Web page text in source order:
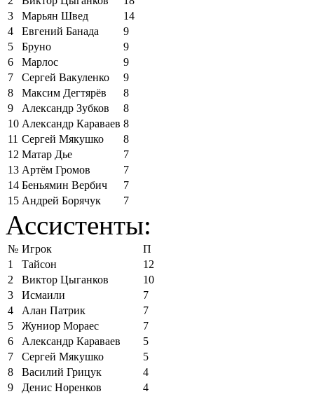
3
Марьян Швед
14
4
Евгений Банада
9
5
Бруно
9
6
Марлос
9
7
Сергей Вакуленко
9
8
Максим Дегтярёв
8
9
Александр Зубков
8
10 Александр Караваев 8
11 Сергей Мякушко
8
12 Матар Дье
7
13 Артём Громов
7
14 Беньямин Вербич
7
15 Андрей Борячук 7
Ассистенты:
№ Игрок
П
1
Тайсон
12
2
Виктор Цыганков
10
3
Исмаили
7
4
Алан Патрик
7
5
Жуниор Мораес
7
6
Александр Караваев
5
7
Сергей Мякушко
5
8
Василий Грицук
4
9
Денис Норенков
4